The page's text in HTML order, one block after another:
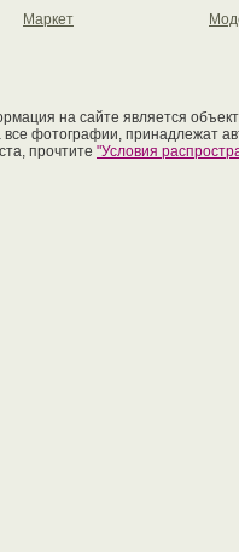
Маркет
на сайте является
все фотографии, принадлежат
прочтите "Условия